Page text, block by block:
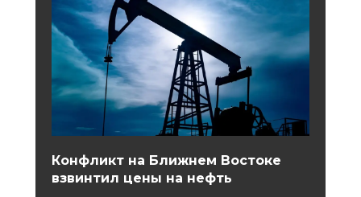
Конфликт на Ближнем Востоке
взвинтил цены на нефть